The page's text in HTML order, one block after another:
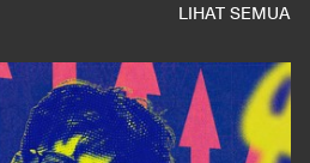
LIHAT SEMUA